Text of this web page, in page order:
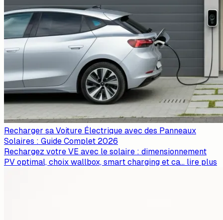
Recharger sa Voiture Électrique avec des Panneaux
Solaires : Guide Complet 2026
Rechargez votre VE avec le solaire : dimensionnement
PV optimal, choix wallbox, smart charging et ca... lire plus